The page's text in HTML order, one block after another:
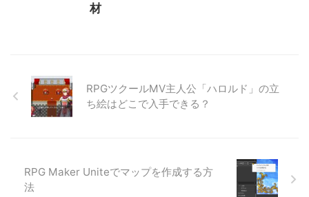
材
RPGツクールMV主人公「ハロルド」の立
ち絵はどこで入手できる？
RPG Maker Uniteでマップを作成する方
法